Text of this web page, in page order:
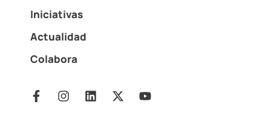
Iniciativas
Actualidad
Colabora